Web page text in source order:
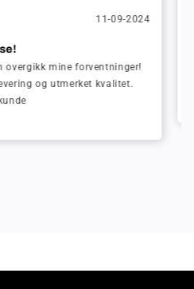
11-09-2024
mine forventninger!
og utmerket kvalitet.